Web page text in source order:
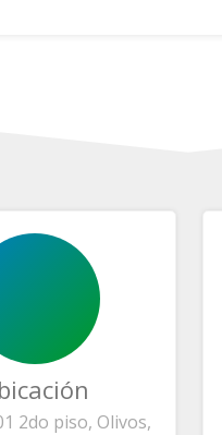
2do piso, Olivos,